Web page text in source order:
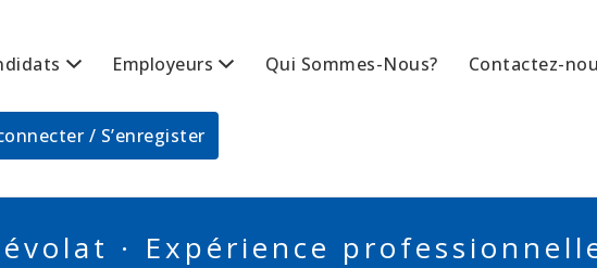
Employeurs Qui Sommes-Nous? Contactez-
/ S’enregister
· Expérience